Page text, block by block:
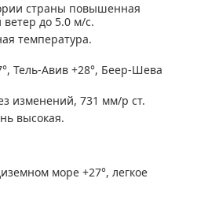
страны повышенная
до 5.0 м/с.
температура.
Тель-Авив +28°, Беер-Шева
изменений, 731 мм/р ст.
высокая.
море +27°, легкое